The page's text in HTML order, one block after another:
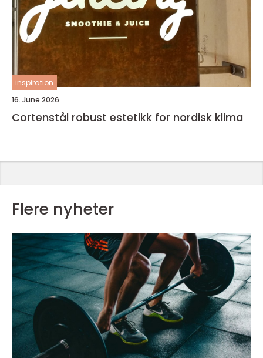
inspiration
16. June 2026
Cortenstål robust estetikk for nordisk klima
Flere nyheter